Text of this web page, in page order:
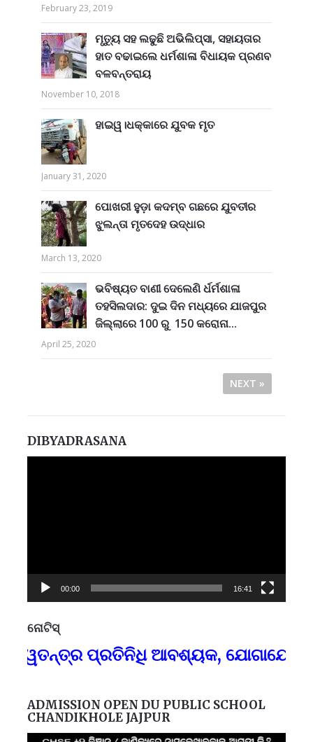
February 23, 2019
ମୃତ୍ୟୁ ସହ ଲଢୁଛି ଅଭିଲିପ୍ସା, ସହାୟତାର
ହାତ ବଢାଇଲେ ଧର୍ମଶାଳା ବିଧାୟକ ପ୍ରଣବ
ବଳବନ୍ତରାୟ
November 10, 2018
ହାଇୱ।ଧକ୍କାରେ ଯୁବକ ମୃତ
January 31, 2020
ପୋଖରୀ ହୁଡ଼ା କଦମ୍ବ ଗଛରେ ଯୁବତୀର
ଝୁଲନ୍ତା ମୃତଦେହ ଉଦ୍ଧାର
March 13, 2020
ଭବିଷ୍ୟତ ବାଣୀ ଦେଲେଣି ର୍ଧର୍ମଶାଳା
ତହସିଲଦାର: ଦୁଇ ଦିନ ମଧ୍ୟରେ ଯାଜପୁର
ଜିଲ୍ଲାରେ 100 ରୁ 150 କରୋନା...
April 25, 2020
NEXT »
DIBYADRASANA
00:00 16:41
ନୋଟିସ୍
ପ୍ରତିନିଧି ଆବଶ୍ୟକ, ଯୋଗାଯୋଗ-
ADMISSION OPEN DU PUBLIC SCHOOL
CHANDIKHOLE JAJPUR